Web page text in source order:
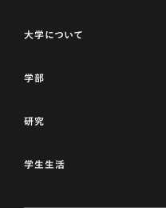
大学について
学部
研究
学生生活